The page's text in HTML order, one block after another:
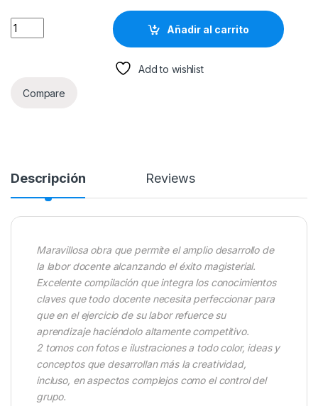
Modernas Estrategias Para la Enseñanza - Lexus quantity
Añadir al carrito
Add to wishlist
Compare
Descripción Reviews
Maravillosa obra que permite el amplio desarrollo de
la labor docente alcanzando el éxito magisterial.
Excelente compilación que integra los conocimientos
claves que todo docente necesita perfeccionar para
que en el ejercicio de su labor refuerce su
aprendizaje haciéndolo altamente competitivo.
2 tomos con fotos e ilustraciones a todo color, ideas y
conceptos que desarrollan más la creatividad,
incluso, en aspectos complejos como el control del
grupo.